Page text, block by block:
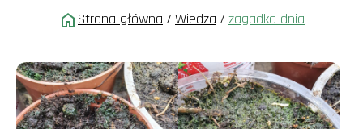
Strona główna / Wiedza / zagadka dnia